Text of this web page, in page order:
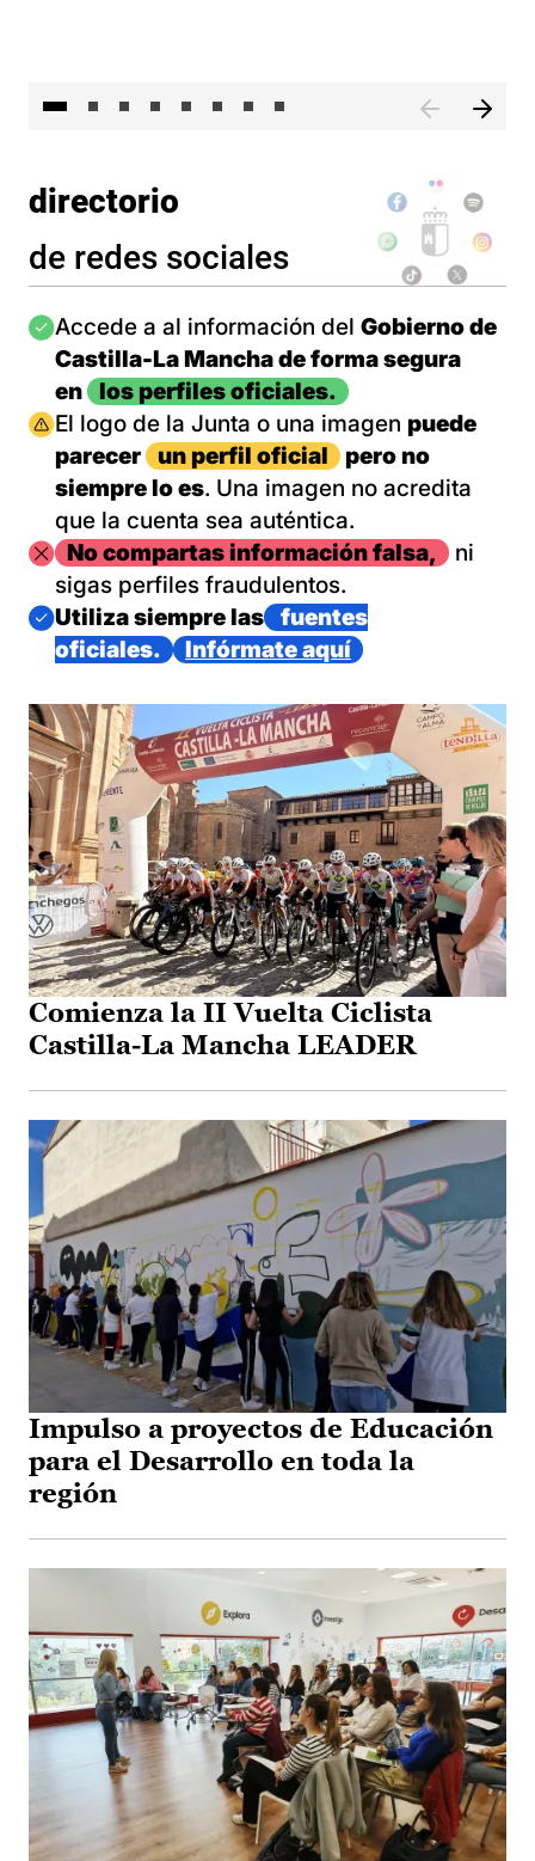
directorio
de redes sociales
Imagen
Accede a al información del Gobierno de
Castilla-La Mancha de forma segura
en
los perfiles oficiales.
Imagen
El logo de la Junta o una imagen puede
parecer
un perfil oficial
pero no
siempre lo es. Una imagen no acredita
que la cuenta sea auténtica.
ImagenNo compartas información falsa,
ni
sigas perfiles fraudulentos.
Imagen
Utiliza siempre las
fuentes
oficiales.
Infórmate aquí
Comienza la II Vuelta Ciclista
Castilla-La Mancha LEADER
Impulso a proyectos de Educación
para el Desarrollo en toda la
región